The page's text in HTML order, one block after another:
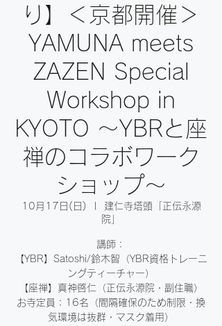
り】＜京都開催＞
YAMUNA meets
ZAZEN Special
Workshop in
KYOTO ～YBRと座
禅のコラボワーク
ショップ～
10月17日(日)
建仁寺塔頭「正伝永源
院」
講師：
【YBR】Satoshi/鈴木智（YBR資格トレーニ
ングティーチャー）
【座禅】真神啓仁（正伝永源院・副住職）
お寺定員：16名（間隔確保のため制限・換
気環境は抜群・マスク着用）